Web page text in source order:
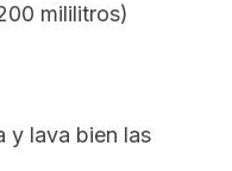
mililitros)
y lava bien las